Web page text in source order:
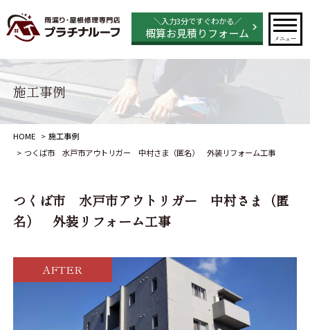
＼入力3分ですぐわかる／
概算お見積りフォーム メニュー
施工事例
HOME
施工事例
つくば市 水戸市アウトリガー 中村さま（匿名） 外装リフォーム工事
つくば市 水戸市アウトリガー 中村さま（匿
名） 外装リフォーム工事